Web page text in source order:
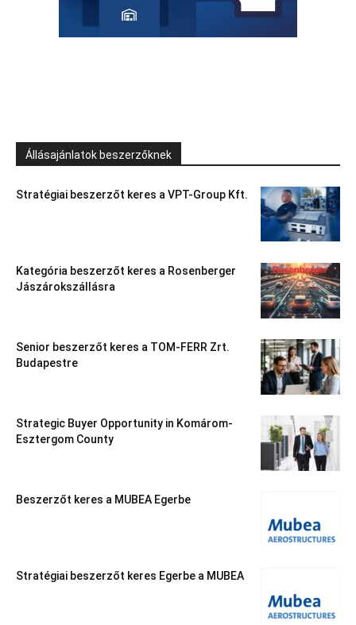
Állásajánlatok beszerzőknek
Stratégiai beszerzőt keres a VPT-Group Kft.
Kategória beszerzőt keres a Rosenberger
Jászárokszállásra
Senior beszerzőt keres a TOM-FERR Zrt.
Budapestre
Strategic Buyer Opportunity in Komárom-
Esztergom County
Beszerzőt keres a MUBEA Egerbe
Stratégiai beszerzőt keres Egerbe a MUBEA